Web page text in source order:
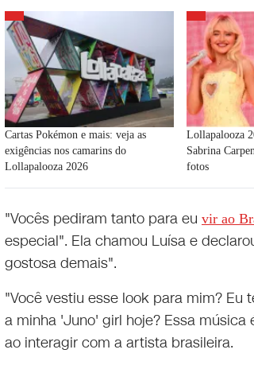
Cartas Pokémon e mais: veja as
exigências nos camarins do
Lollapalooza 2026
Lollapalooza
Sabrina
fotos
"Vocês pediram tanto para eu vir ao
especial". Ela chamou Luísa e
gostosa demais".
"Você vestiu esse look para mim? Eu
a minha 'Juno' girl hoje? Essa
ao interagir com a artista brasileira.